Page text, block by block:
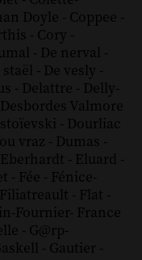
Doyle - Coppee -
- Cory -
- De nerval -
staël - De vesly -
- Delattre - Delly-
Desbordes Valmore
- Dourliac
vraz - Dumas -
Eberhardt - Eluard -
- Fée - Fénice-
Filiatreault - Flat -
Fournier- France
- G@rp-
- Gautier -